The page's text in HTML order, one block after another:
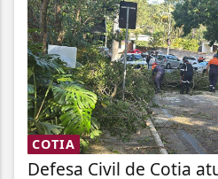
COTIA
Defesa Civil de Cotia